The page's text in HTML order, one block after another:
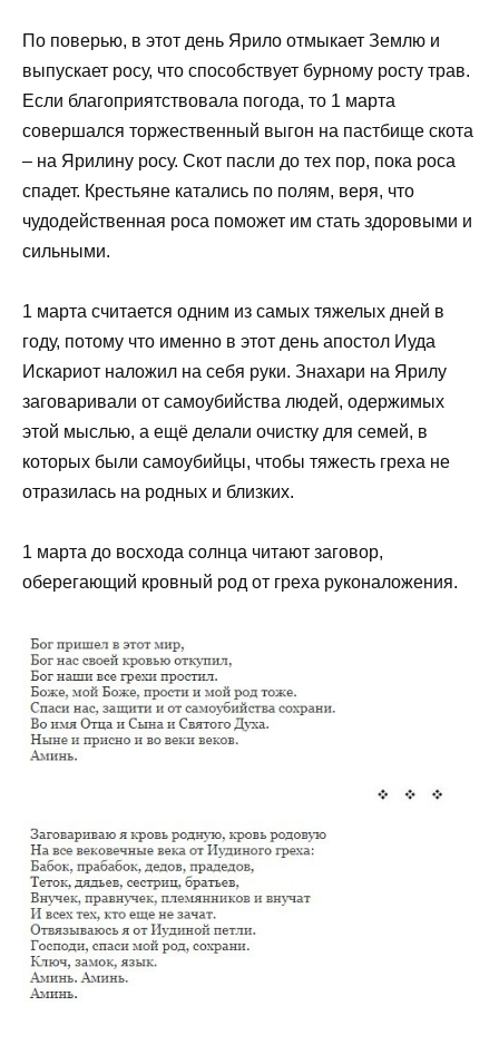
По поверью, в этот день Ярило отмыкает Землю и
выпускает росу, что способствует бурному росту трав.
Если благоприятствовала погода, то 1 марта
совершался торжественный выгон на пастбище скота
– на Ярилину росу. Скот пасли до тех пор, пока роса
спадет. Крестьяне катались по полям, веря, что
чудодейственная роса поможет им стать здоровыми и
сильными.
1 марта считается одним из самых тяжелых дней в
году, потому что именно в этот день апостол Иуда
Искариот наложил на себя руки. Знахари на Ярилу
заговаривали от самоубийства людей, одержимых
этой мыслью, а ещё делали очистку для семей, в
которых были самоубийцы, чтобы тяжесть греха не
отразилась на родных и близких.
1 марта до восхода солнца читают заговор,
оберегающий кровный род от греха руконаложения.